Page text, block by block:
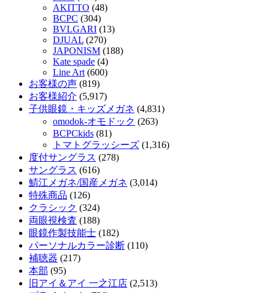
AKITTO (48)
BCPC (304)
BVLGARI (13)
DJUAL (270)
JAPONISM (188)
Kate spade (4)
Line Art (600)
お客様の声 (819)
お客様紹介 (5,917)
子供眼鏡・キッズメガネ (4,831)
omodok-オモドック (263)
BCPCkids (81)
トマトグラッシーズ (1,316)
度付サングラス (278)
サングラス (616)
鯖江メガネ/国産メガネ (3,014)
特殊商品 (126)
クラシック (324)
両眼視検査 (188)
眼鏡作製技能士 (182)
パーソナルカラー診断 (110)
補聴器 (217)
本部 (95)
旧アイ＆アイ 一之江店 (2,513)